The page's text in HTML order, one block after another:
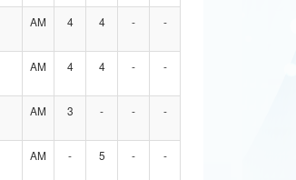
AM 4 4 - -
AM 4 4 - -
AM 3 - - -
AM - 5 - -